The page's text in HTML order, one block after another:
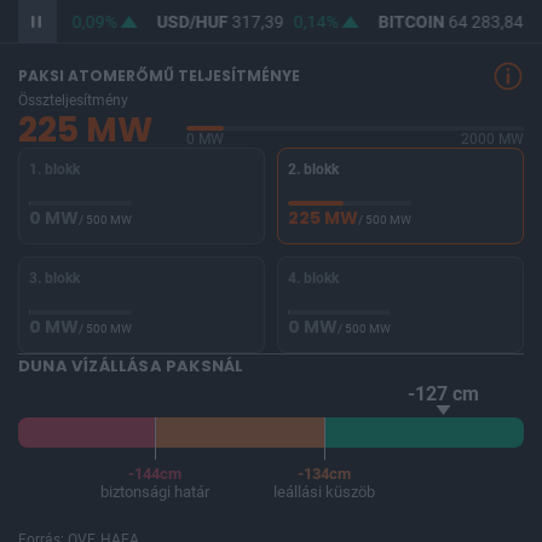
365,72 0,09% USD/HUF317,39 0,14% BITCOIN64 283,84
PAKSI ATOMERŐMŰ TELJESÍTMÉNYE
Összteljesítmény
225 MW 0 MW
2000 MW
1. blokk
0 MW/ 500 MW
2. blokk
225 MW/ 500 MW
3. blokk
0 MW/ 500 MW
4. blokk
0 MW/ 500 MW
DUNA VÍZÁLLÁSA PAKSNÁL
-127 cm
-144cm
biztonsági határ
-134cm
leállási küszöb